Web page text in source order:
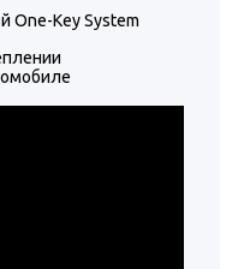
One-Key System